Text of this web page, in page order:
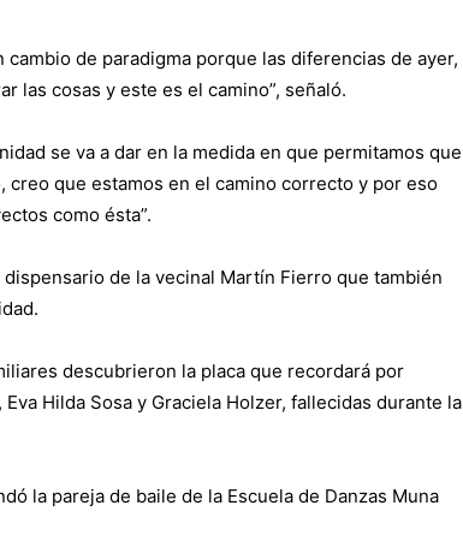
de paradigma porque las diferencias de ayer,
las cosas y este es el camino”, señaló.
se va a dar en la medida en que permitamos que
que estamos en el camino correcto y por eso
como ésta”.
de la vecinal Martín Fierro que también
descubrieron la placa que recordará por
Hilda Sosa y Graciela Holzer, fallecidas durante la
la pareja de baile de la Escuela de Danzas Muna